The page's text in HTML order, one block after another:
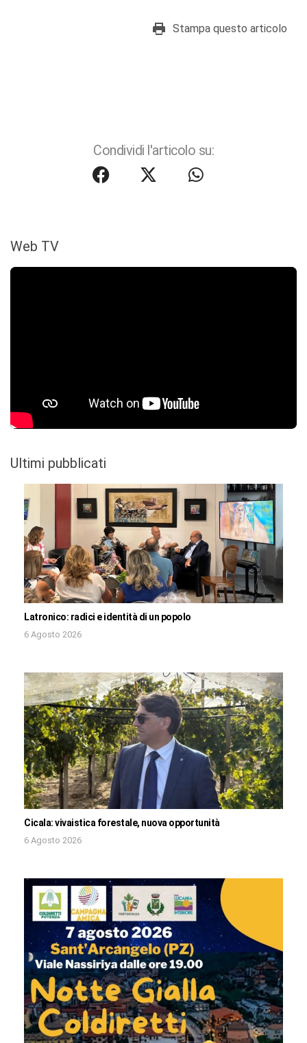
Stampa questo articolo
Condividi l'articolo su:
Web TV
Ultimi pubblicati
Latronico: radici e identità di un popolo
6 Agosto 2026
Cicala: vivaistica forestale, nuova opportunità
6 Agosto 2026